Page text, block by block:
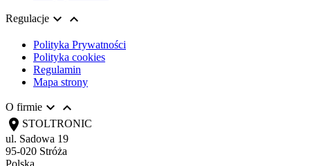
Regulacje  
Polityka Prywatności
Polityka cookies
Regulamin
Mapa strony
O firmie  
location_on STOLTRONIC
ul. Sadowa 19
95-020 Stróża
Polska